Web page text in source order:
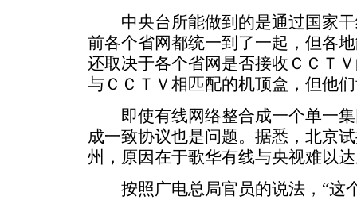
中央台所能做到的是通过国家干
前各个省网都统一到了一起，但各
还取决于各个省网是否接收ＣＣＴ
与ＣＣＴＶ相匹配的机顶盒，但他
即使有线网络整合成一个单一集
成一致协议也是问题。据悉，北京
州，原因在于歌华有线与央视难以
按照广电总局官员的说法，“这